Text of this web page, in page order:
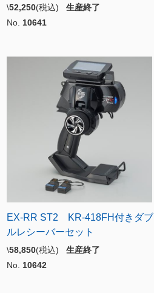
\52,250(税込) 生産終了
No. 10641
EX-RR ST2 KR-418FH付きダブ
ルレシーバーセット
\58,850(税込) 生産終了
No. 10642